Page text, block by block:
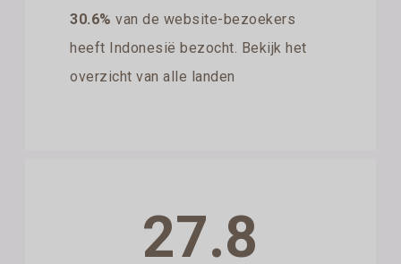
30.6% van de website-bezoekers
heeft Indonesië bezocht. Bekijk het
overzicht van alle landen
27.8